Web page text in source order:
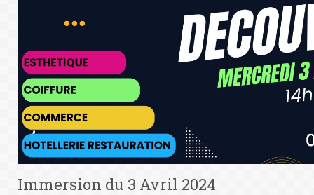
Immersion du 3 Avril 2024